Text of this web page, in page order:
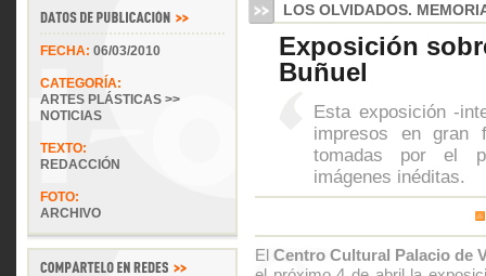
FECHA: 06/03/2010
CATEGORÍA:
ARTES PLÁSTICAS >>
NOTICIAS
TEXTO:
REDACCIÓN
FOTO:
ARCHIVO
LOS OLVIDADOS.
Exposición
Buñuel
Esta exposición -
impresos en gran
tomadas por el
imágenes inéditas.
El Centro Cultural Palacio de